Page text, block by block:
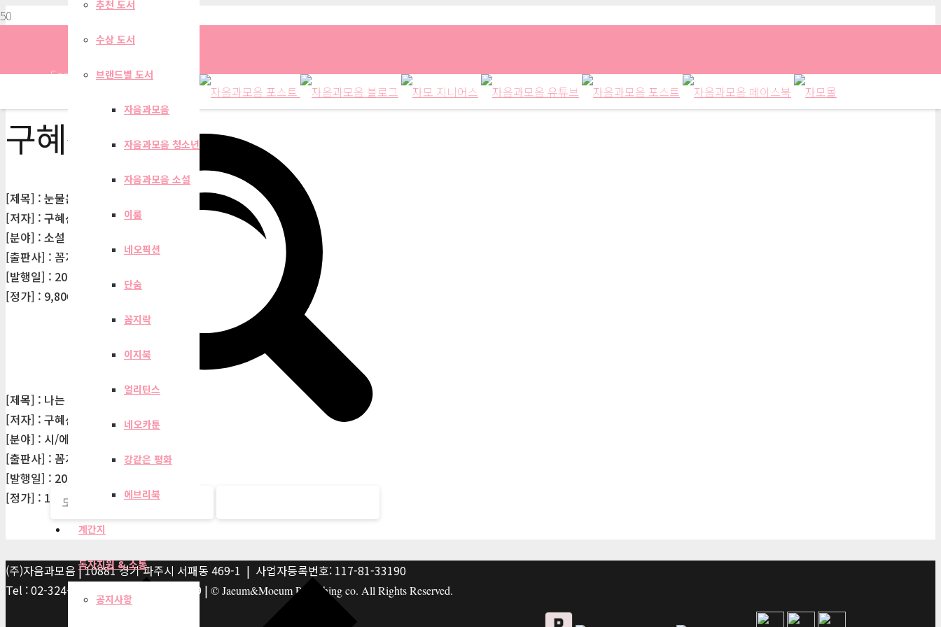
Search
추천 도서
수상 도서
브랜드별 도서
자음과모음
자음과모음 청소년
자음과모음 소설
이룸
네오픽션
단숨
꼼지락
이지북
얼리틴스
네오카툰
강같은 평화
에브리북
계간지
독자지원 & 소통
공지사항
구혜선
[제목] : 눈물은 하트 모양
[저자] : 구혜선
[분야] : 소설
[출판사] : 꼼지락
[발행일] : 2019-05-27
[정가] : 9,800원
[제목] : 나는 너의 반려동물
[저자] : 구혜선
[분야] : 시/에세이
[출판사] : 꼼지락
[발행일] : 2019-10-01
[정가] : 13,000원
(주)자음과모음 | 10881 경기 파주시 서패동 469-1 | 사업자등록번호: 117-81-33190
Tel : 02-324-2347 | Fax : 02-6959-8459 | © Jaeum&Moeum Publishing co. All Rights Reserved.